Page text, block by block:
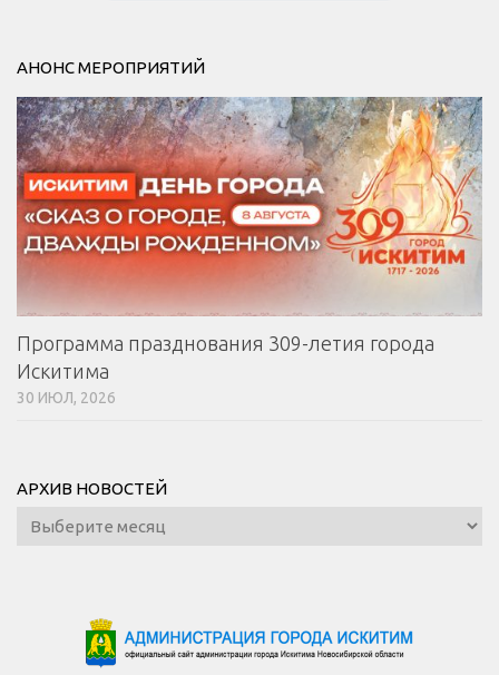
АНОНС МЕРОПРИЯТИЙ
Программа празднования 309-летия города
Искитима
30 ИЮЛ, 2026
АРХИВ НОВОСТЕЙ
Архив
новостей